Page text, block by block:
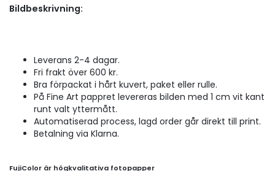
Bildbeskrivning:
Leverans 2-4 dagar.
Fri frakt över 600 kr.
Bra förpackat i hårt kuvert, paket eller rulle.
På Fine Art pappret levereras bilden med 1 cm vit kant
runt valt yttermått.
Automatiserad process, lagd order går direkt till print.
Betalning via Klarna.
FujiColor är högkvalitativa fotopapper